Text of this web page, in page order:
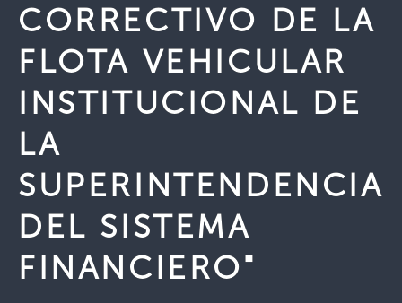
CORRECTIVO DE LA
FLOTA VEHICULAR
INSTITUCIONAL DE
LA
SUPERINTENDENCIA
DEL SISTEMA
FINANCIERO"